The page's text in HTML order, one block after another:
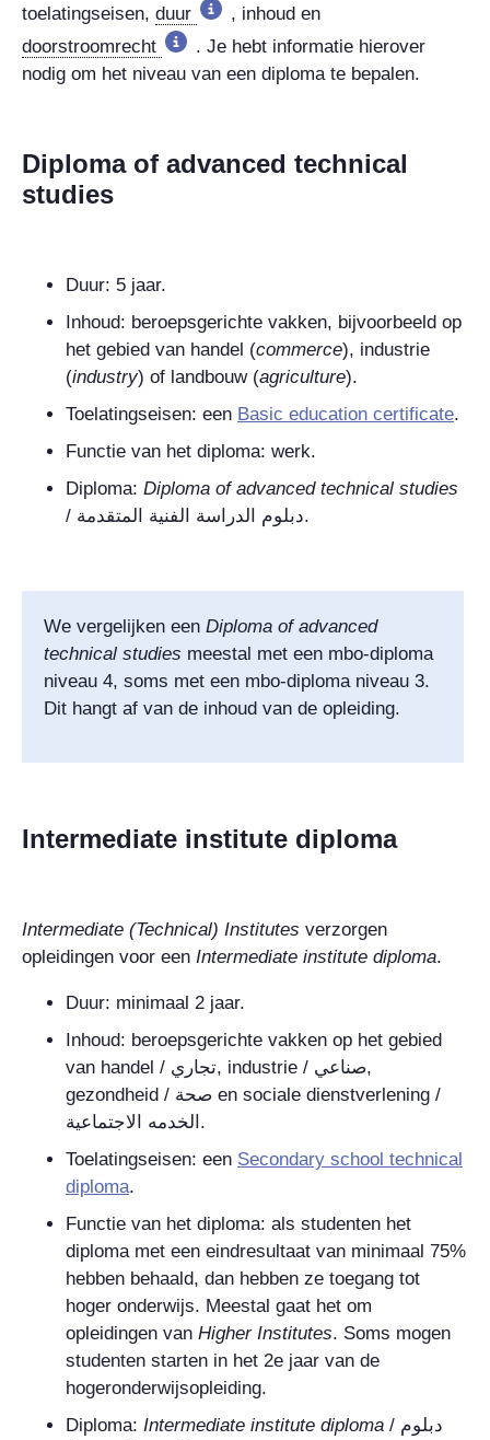
toelatingseisen, duur
, inhoud en
doorstroomrecht
. Je hebt informatie hierover
nodig om het niveau van een diploma te bepalen.
Diploma of advanced technical
studies
Duur: 5 jaar.
Inhoud: beroepsgerichte vakken, bijvoorbeeld op
het gebied van handel (commerce), industrie
(industry) of landbouw (agriculture).
Toelatingseisen: een Basic education certificate.
Functie van het diploma: werk.
Diploma: Diploma of advanced technical studies
/ دبلوم الدراسة الفنية المتقدمة.
We vergelijken een Diploma of advanced
technical studies meestal met een mbo-diploma
niveau 4, soms met een mbo-diploma niveau 3.
Dit hangt af van de inhoud van de opleiding.
Intermediate institute diploma
Intermediate (Technical) Institutes verzorgen
opleidingen voor een Intermediate institute diploma.
Duur: minimaal 2 jaar.
Inhoud: beroepsgerichte vakken op het gebied
van handel / تجاري, industrie / صناعي,
gezondheid / صحة en sociale dienstverlening /
الخدمه الاجتماعية .
Toelatingseisen: een Secondary school technical
diploma.
Functie van het diploma: als studenten het
diploma met een eindresultaat van minimaal 75%
hebben behaald, dan hebben ze toegang tot
hoger onderwijs. Meestal gaat het om
opleidingen van Higher Institutes. Soms mogen
studenten starten in het 2e jaar van de
hogeronderwijsopleiding.
Diploma: Intermediate institute diploma / دبلوم